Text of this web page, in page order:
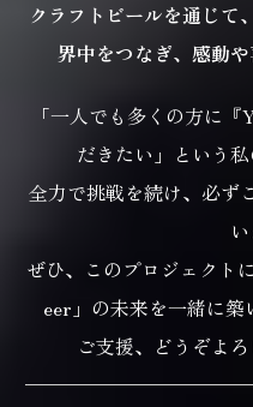
クラフトビールを通じて
界中をつなぎ、 感動
「一人でも多くの方に
だきたい」という
全力で挑戦を続け、必ず
ぜひ、このプロジェクト
eer」の未来を一緒に築
ご支援、どうぞよ